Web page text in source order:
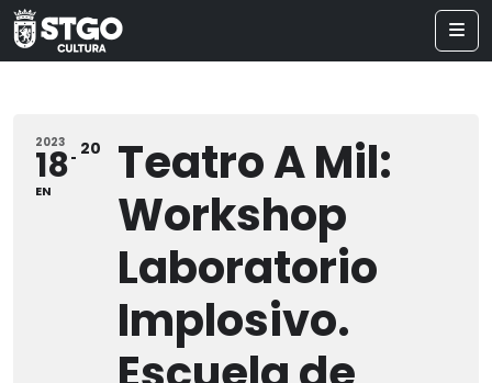
2023
18
EN
20
Teatro A Mil:
Workshop
Laboratorio
Implosivo.